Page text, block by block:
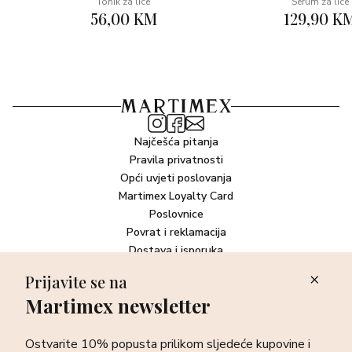
56,00 KM 129,90
Najčešća pitanja
Pravila privatnosti
Opći uvjeti poslovanja
Martimex Loyalty Card
Poslovnice
Povrat i reklamacija
Dostava i isporuka
Newsletter
sve o najnovijim proizvodima, akcijskim i ekskluzivnim
Prijavite se na
Martimex newsletter
Ostvarite 10% popusta prilikom sljedeće kupovine i